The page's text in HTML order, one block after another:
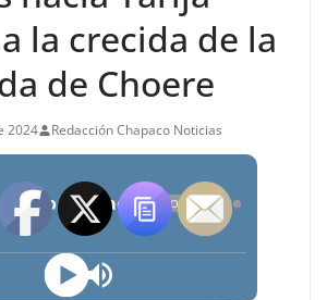
la crecida de la
de Choere
2024 Redacción Chapaco Noticias
Radio Chapaco Noticias Las 24 horas en vivo OFFLINE